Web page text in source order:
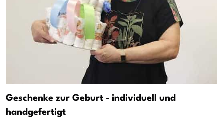
Geschenke zur Geburt - individuell und
handgefertigt